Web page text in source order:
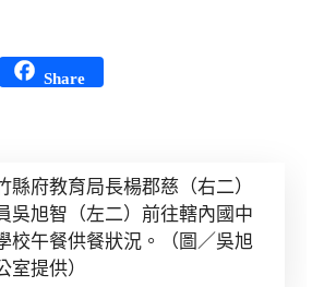
Messenger
Share
縣府教育局長楊郡慈（右二）
吳旭智（左二）前往轄內國中
校午餐供餐狀況。（圖／吳旭
室提供）